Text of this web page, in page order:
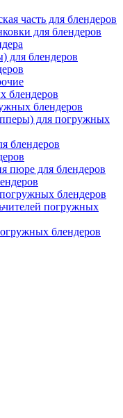
часть для блендеров
для блендеров
для блендеров
блендеров
блендеров
для погружных
блендеров
пюре для блендеров
блендеров
погружных
блендеров